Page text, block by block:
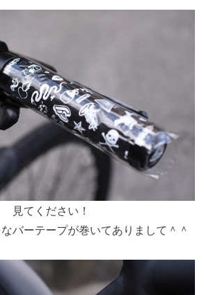
見てください！
バーテープが巻いてありまして＾＾